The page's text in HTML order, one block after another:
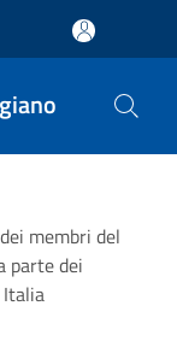
membri del
parte dei
Italia